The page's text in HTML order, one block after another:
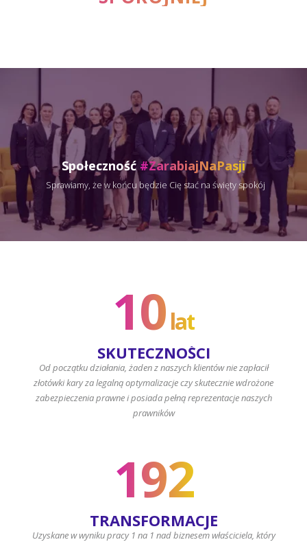
Społeczność #ZarabiajNaPasji
Sprawiamy, że w końcu będzie Cię stać na święty spokój
10lat
SKUTECZNOŚCI
Od początku działania, żaden z naszych klientów nie zapłacił
złotówki kary za legalną optymalizacje czy skutecznie wdrożone
zabezpieczenia prawne i posiada pełną reprezentacje naszych
prawników
192
TRANSFORMACJE
Uzyskane w wyniku pracy 1 na 1 nad biznesem właściciela, który